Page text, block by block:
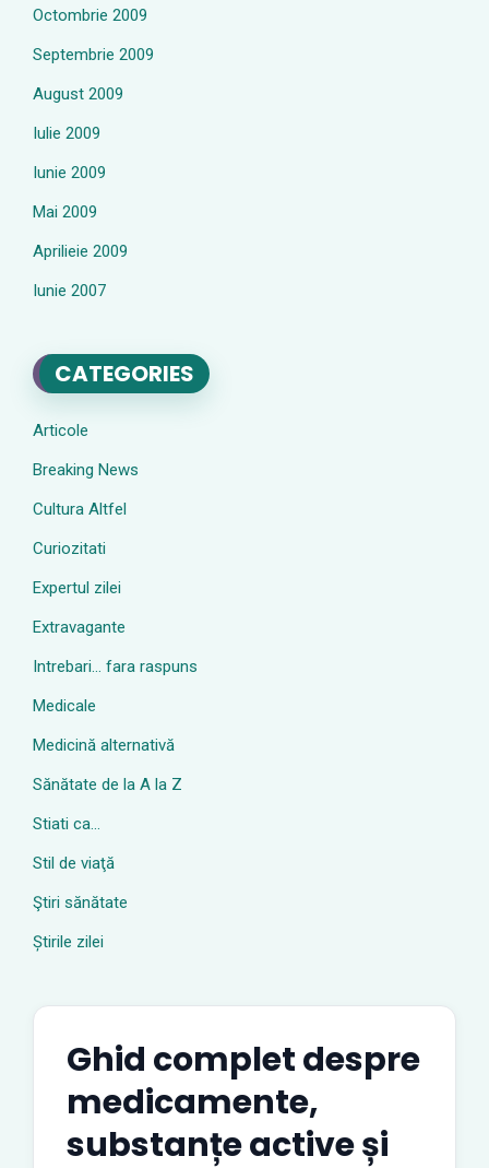
Octombrie 2009
Septembrie 2009
August 2009
Iulie 2009
Iunie 2009
Mai 2009
Aprilieie 2009
Iunie 2007
CATEGORIES
Articole
Breaking News
Cultura Altfel
Curiozitati
Expertul zilei
Extravagante
Intrebari… fara raspuns
Medicale
Medicină alternativă
Sănătate de la A la Z
Stiati ca…
Stil de viaţă
Ştiri sănătate
Știrile zilei
Ghid complet despre
medicamente,
substanțe active și